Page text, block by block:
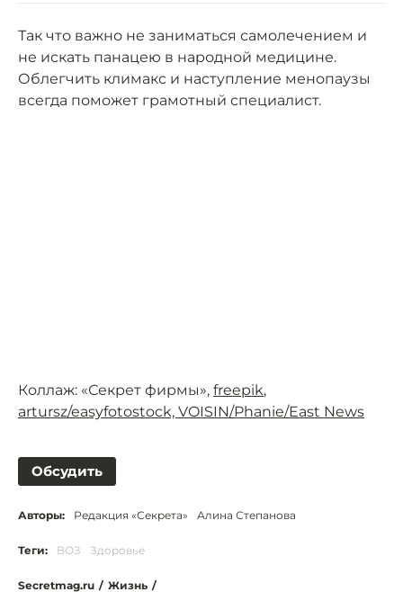
Так что важно не заниматься самолечением и
не искать панацею в народной медицине.
Облегчить климакс и наступление менопаузы
всегда поможет грамотный специалист.
Коллаж: «Секрет фирмы», freepik,
artursz/easyfotostock, VOISIN/Phanie/East News
Обсудить
Авторы: Редакция «Секрета» Алина Степанова
Теги: ВОЗ Здоровье
Secretmag.ru / Жизнь /